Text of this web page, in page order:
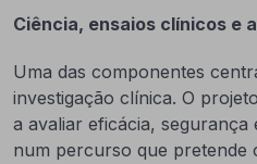
Ciência, ensaios clínicos e
Uma das componentes
investigação clínica. O
a avaliar eficácia, segurança
num percurso que pretende